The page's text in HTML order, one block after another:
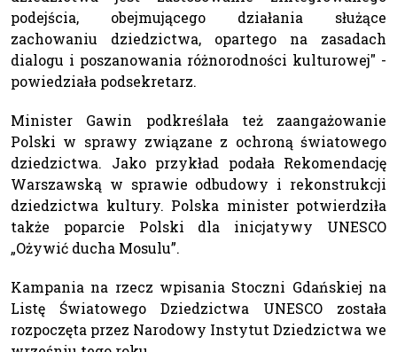
podejścia, obejmującego działania służące
zachowaniu dziedzictwa, opartego na zasadach
dialogu i poszanowania różnorodności kulturowej" -
powiedziała podsekretarz.
Minister Gawin podkreślała też zaangażowanie
Polski w sprawy związane z ochroną światowego
dziedzictwa. Jako przykład podała Rekomendację
Warszawską w sprawie odbudowy i rekonstrukcji
dziedzictwa kultury. Polska minister potwierdziła
także poparcie Polski dla inicjatywy UNESCO
„Ożywić ducha Mosulu”.
Kampania na rzecz wpisania Stoczni Gdańskiej na
Listę Światowego Dziedzictwa UNESCO została
rozpoczęta przez Narodowy Instytut Dziedzictwa we